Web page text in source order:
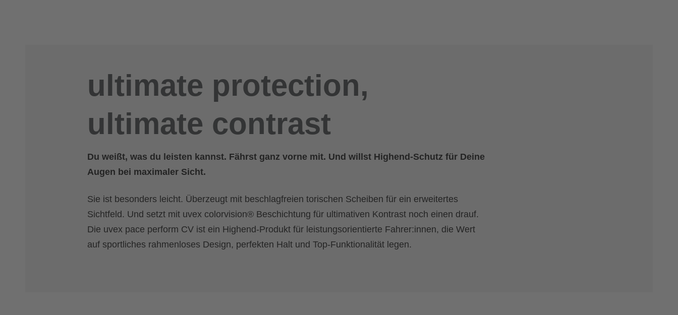
ultimate protection,
ultimate contrast
Du weißt, was du leisten kannst. Fährst ganz vorne mit. Und willst Highend-Schutz für Deine
Augen bei maximaler Sicht.
Sie ist besonders leicht. Überzeugt mit beschlagfreien torischen Scheiben für ein erweitertes
Sichtfeld. Und setzt mit uvex colorvision® Beschichtung für ultimativen Kontrast noch einen drauf.
Die uvex pace perform CV ist ein Highend-Produkt für leistungsorientierte Fahrer:innen, die Wert
auf sportliches rahmenloses Design, perfekten Halt und Top-Funktionalität legen.